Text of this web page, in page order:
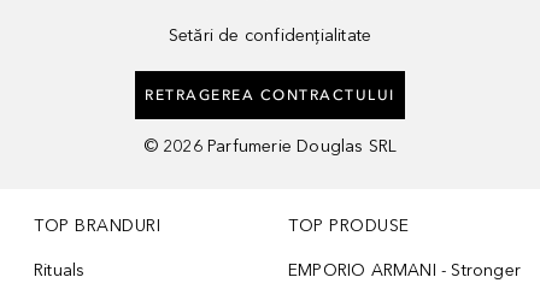
Setări de confidențialitate
RETRAGEREA CONTRACTULUI
© 2026 Parfumerie Douglas SRL
TOP BRANDURI
Rituals
TOP PRODUSE
EMPORIO ARMANI - Stronger